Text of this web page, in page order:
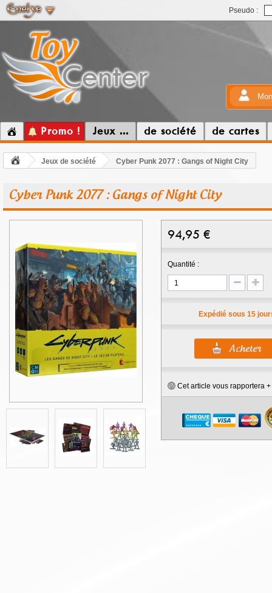
Pseudo :
Promo ! Jeux ... de société de cartes
Jeux de société Cyber Punk 2077 : Gangs of Night City
Cyber Punk 2077 : Gangs of Night City
94,95 €
Quantité :
Expédié sous 15
Cet article vous rapportera +